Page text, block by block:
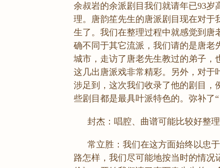
余叔岩的余派剧目我们就请年已93岁
理。唐韵笙先生的唐派剧目现在对
生了。我们在整理过程中就感觉到
确不同于其它流派，我们请的是唐
城市，走访了唐老先生教过的弟子
这几出唐派戏非常精彩。另外，对
涉足到，这次我们收录了他的剧目
些剧目都是最具叶派特色的。弥补了
封杰：唱腔、曲谱可能比较好整
常立胜：我们在这方面始终以忠
路怎样，我们尽可能地按当时的情